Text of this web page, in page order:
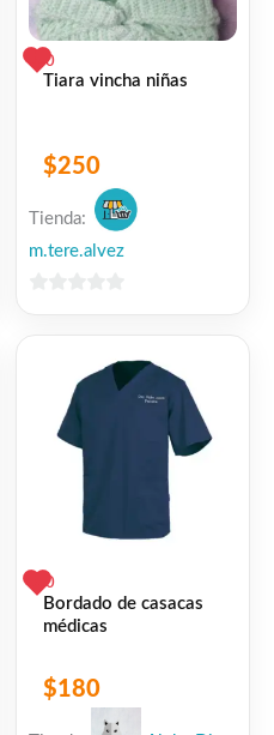
0
Tiara vincha niñas
$250
Tienda:
m.tere.alvez
0
Bordado de casacas
médicas
$180